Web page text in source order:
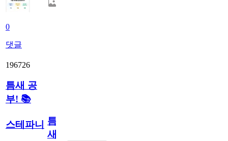
0
댓글
196726
틈새 공
부! 📚
스테파니 틈
새